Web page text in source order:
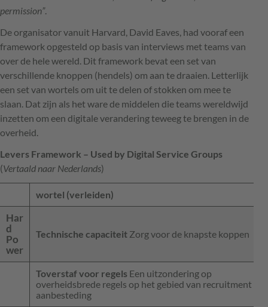
permission”.
De organisator vanuit Harvard, David Eaves, had vooraf een
framework opgesteld op basis van interviews met teams van
over de hele wereld. Dit framework bevat een set van
verschillende knoppen (hendels) om aan te draaien. Letterlijk
een set van wortels om uit te delen of stokken om mee te
slaan. Dat zijn als het ware de middelen die teams wereldwijd
inzetten om een digitale verandering teweeg te brengen in de
overheid.
Levers Framework – Used by Digital Service Groups
(Vertaald naar Nederlands)
wortel (verleiden)
Har
d
Po
wer
Technische capaciteit Zorg voor de knapste koppen
Toverstaf voor regels Een uitzondering op
overheidsbrede regels op het gebied van recruitment of
aanbesteding